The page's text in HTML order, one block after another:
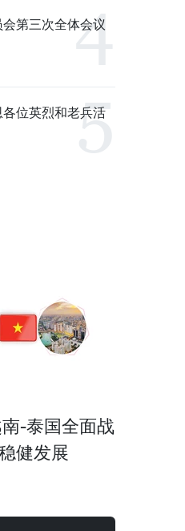
第三次全体会议
位英烈和老兵活
-泰国全面战
健发展